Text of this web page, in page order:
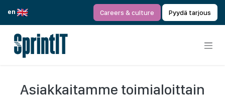
en
Careers & culture Pyydä tarjous
Asiakkaitamme toimialoittain